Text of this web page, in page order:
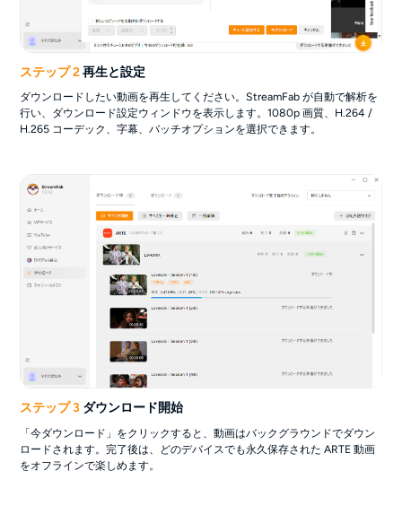
ステップ 2再生と設定
ダウンロードしたい動画を再生してください。StreamFab が自動で解析を
行い、ダウンロード設定ウィンドウを表示します。1080p 画質、H.264 /
H.265 コーデック、字幕、バッチオプションを選択できます。
ステップ 3 ダウンロード開始
「今ダウンロード」をクリックすると、動画はバックグラウンドでダウン
ロードされます。完了後は、どのデバイスでも永久保存された ARTE 動画
をオフラインで楽しめます。